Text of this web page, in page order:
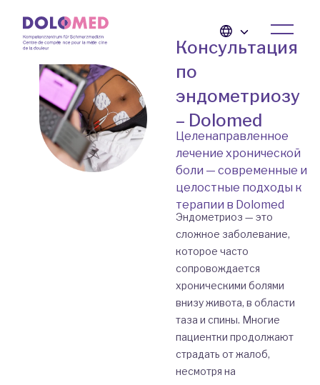
Консультация
по
эндометриозу
– Dolomed
Целенаправленное
лечение хронической
боли — современные и
целостные подходы к
терапии в Dolomed
Эндометриоз — это
сложное заболевание,
которое часто
сопровождается
хроническими болями
внизу живота, в области
таза и спины. Многие
пациентки продолжают
страдать от жалоб,
несмотря на